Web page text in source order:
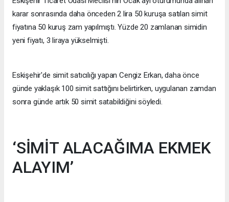
karar sonrasında daha önceden 2 lira 50 kuruşa satılan simit
fiyatına 50 kuruş zam yapılmıştı. Yüzde 20 zamlanan simidin
yeni fiyatı, 3 liraya yükselmişti.
Eskişehir'de simit satıcılığı yapan Cengiz Erkan, daha önce
günde yaklaşık 100 simit sattığını belirtirken, uygulanan zamdan
sonra günde artık 50 simit satabildiğini söyledi.
‘SİMİT ALACAĞIMA EKMEK
ALAYIM’